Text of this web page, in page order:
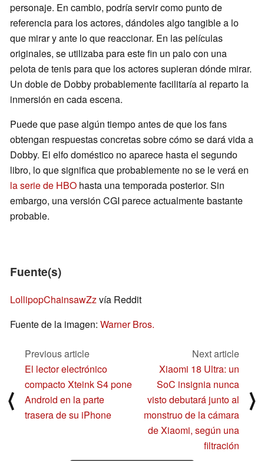
personaje. En cambio, podría servir como punto de
referencia para los actores, dándoles algo tangible a lo
que mirar y ante lo que reaccionar. En las películas
originales, se utilizaba para este fin un palo con una
pelota de tenis para que los actores supieran dónde mirar.
Un doble de Dobby probablemente facilitaría al reparto la
inmersión en cada escena.
Puede que pase algún tiempo antes de que los fans
obtengan respuestas concretas sobre cómo se dará vida a
Dobby. El elfo doméstico no aparece hasta el segundo
libro, lo que significa que probablemente no se le verá en
la serie de HBO hasta una temporada posterior. Sin
embargo, una versión CGI parece actualmente bastante
probable.
Fuente(s)
LollipopChainsawZzvía Reddit
Fuente de la imagen: Warner Bros.
⟨
Previous article
El lector electrónico
compacto Xteink S4 pone
Android en la parte
trasera de su iPhone
Next article
Xiaomi 18 Ultra: un
SoC insignia nunca
visto debutará junto al
monstruo de la cámara
de Xiaomi, según una
filtración
⟩